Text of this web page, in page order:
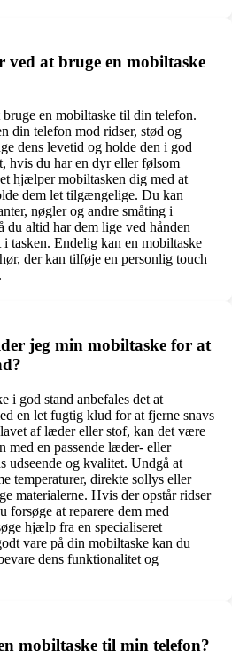
ved at bruge en mobiltaske
en mobiltaske til din telefon.
din telefon mod ridser, stød og
dens levetid og holde den i god
hvis du har en dyr eller følsom
hjælper mobiltasken dig med at
dem let tilgængelige. Du kan
nøgler og andre småting i
du altid har dem lige ved hånden
tasken. Endelig kan en mobiltaske
der kan tilføje en personlig touch
jeg min mobiltaske for at
i god stand anbefales det at
en let fugtig klud for at fjerne snavs
af læder eller stof, kan det være
med en passende læder- eller
udseende og kvalitet. Undgå at
temperaturer, direkte sollys eller
materialerne. Hvis der opstår ridser
forsøge at reparere dem med
hjælp fra en specialiseret
vare på din mobiltaske kan du
dens funktionalitet og
mobiltaske til min telefon?